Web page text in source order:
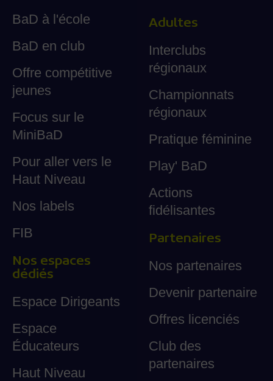
BaD à l'école
BaD en club
Offre compétitive
jeunes
Focus sur le
MiniBaD
Pour aller vers le
Haut Niveau
Nos labels
FIB
Nos espaces
dédiés
Espace Dirigeants
Espace
Éducateurs
Haut Niveau
Adultes
Interclubs
régionaux
Championnats
régionaux
Pratique féminine
Play' BaD
Actions
fidélisantes
Partenaires
Nos partenaires
Devenir partenaire
Offres licenciés
Club des
partenaires